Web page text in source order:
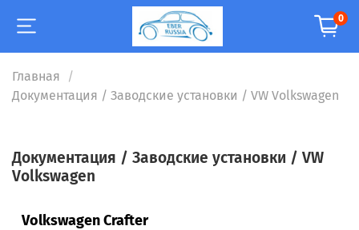
0
Главная
Документация / Заводские установки / VW Volkswagen
Документация / Заводские установки / VW
Volkswagen
Volkswagen Crafter